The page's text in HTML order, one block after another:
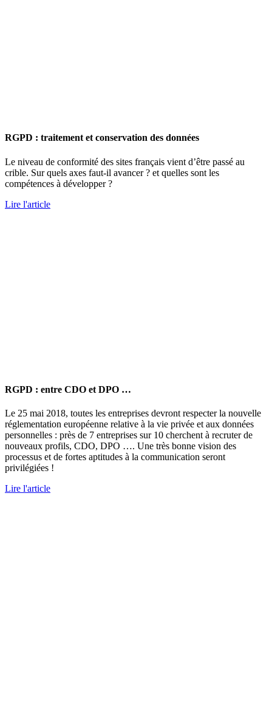
RGPD : traitement et conservation des données
Le niveau de conformité des sites français vient d’être passé au
crible. Sur quels axes faut-il avancer ? et quelles sont les
compétences à développer ?
Lire l'article
RGPD : entre CDO et DPO …
Le 25 mai 2018, toutes les entreprises devront respecter la nouvelle
réglementation européenne relative à la vie privée et aux données
personnelles : près de 7 entreprises sur 10 cherchent à recruter de
nouveaux profils, CDO, DPO …. Une très bonne vision des
processus et de fortes aptitudes à la communication seront
privilégiées !
Lire l'article